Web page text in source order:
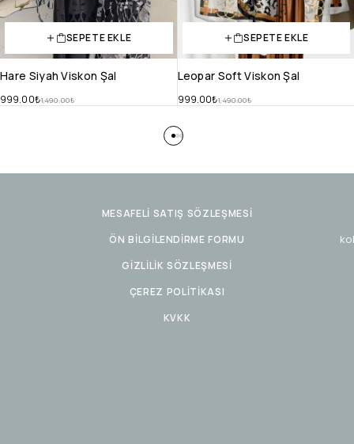
SEPETE EKLE
Hare Siyah Viskon Şal
1,490.00₺
999.00₺
SEPETE EKLE
Leopar Soft Viskon Şal
1,490.00₺
999.00₺
MESAFELİ SATIŞ SÖZLEŞMESİ
ÖN BİLGİLENDİRME FORMU
GİZLİLİK SÖZLEŞMESİ
ÇEREZ POLİTİKASI
KVKK